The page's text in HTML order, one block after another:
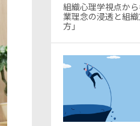
組織心理学視点か
業理念の浸透と組
方」